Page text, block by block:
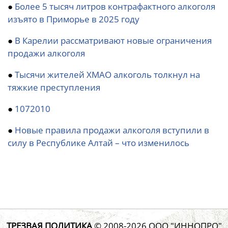
● Более 5 тысяч литров контрафактного алкоголя
изъято в Приморье в 2025 году
● В Карелии рассматривают новые ограничения
продажи алкоголя
● Тысячи жителей ХМАО алкоголь толкнул на
тяжкие преступления
● 1072010
● Новые правила продажи алкоголя вступили в
силу в Республике Алтай – что изменилось